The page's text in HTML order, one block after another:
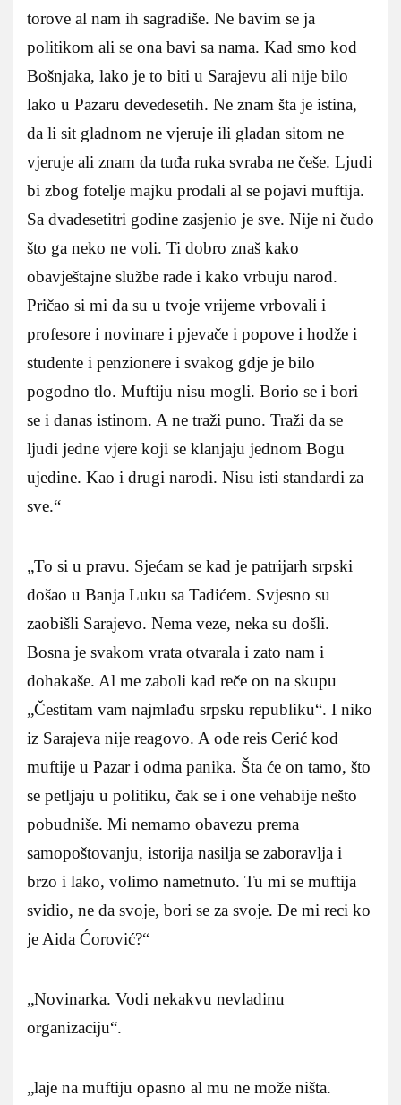
torove al nam ih sagradiše. Ne bavim se ja
politikom ali se ona bavi sa nama. Kad smo kod
Bošnjaka, lako je to biti u Sarajevu ali nije bilo
lako u Pazaru devedesetih. Ne znam šta je istina,
da li sit gladnom ne vjeruje ili gladan sitom ne
vjeruje ali znam da tuđa ruka svraba ne češe. Ljudi
bi zbog fotelje majku prodali al se pojavi muftija.
Sa dvadesetitri godine zasjenio je sve. Nije ni čudo
što ga neko ne voli. Ti dobro znaš kako
obavještajne službe rade i kako vrbuju narod.
Pričao si mi da su u tvoje vrijeme vrbovali i
profesore i novinare i pjevače i popove i hodže i
studente i penzionere i svakog gdje je bilo
pogodno tlo. Muftiju nisu mogli. Borio se i bori
se i danas istinom. A ne traži puno. Traži da se
ljudi jedne vjere koji se klanjaju jednom Bogu
ujedine. Kao i drugi narodi. Nisu isti standardi za
sve.“
„To si u pravu. Sjećam se kad je patrijarh srpski
došao u Banja Luku sa Tadićem. Svjesno su
zaobišli Sarajevo. Nema veze, neka su došli.
Bosna je svakom vrata otvarala i zato nam i
dohakaše. Al me zaboli kad reče on na skupu
„Čestitam vam najmlađu srpsku republiku“. I niko
iz Sarajeva nije reagovo. A ode reis Cerić kod
muftije u Pazar i odma panika. Šta će on tamo, što
se petljaju u politiku, čak se i one vehabije nešto
pobudniše. Mi nemamo obavezu prema
samopoštovanju, istorija nasilja se zaboravlja i
brzo i lako, volimo nametnuto. Tu mi se muftija
svidio, ne da svoje, bori se za svoje. De mi reci ko
je Aida Ćorović?“
„Novinarka. Vodi nekakvu nevladinu
organizaciju“.
„laje na muftiju opasno al mu ne može ništa.